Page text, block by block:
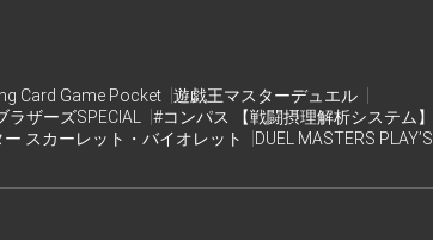
Card Game Pocket
遊戯王マスターデュエル
ザーズSPECIAL
#コンパス 【戦闘摂理解析システム】
スカーレット・バイオレット DUEL MASTERS PLAY’S